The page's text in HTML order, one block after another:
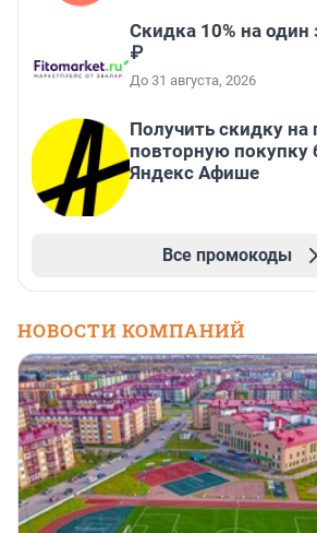
Скидка 10% на один
₽
До 31 августа, 2026
Получить скидку на
повторную покупку
Яндекс Афише
Все промокоды
НОВОСТИ КОМПАНИЙ